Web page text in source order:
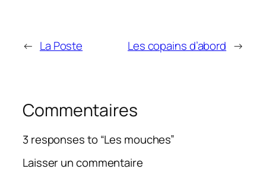
← La Poste Les copains d’abord →
Commentaires
3 responses to “Les mouches”
Laisser un commentaire